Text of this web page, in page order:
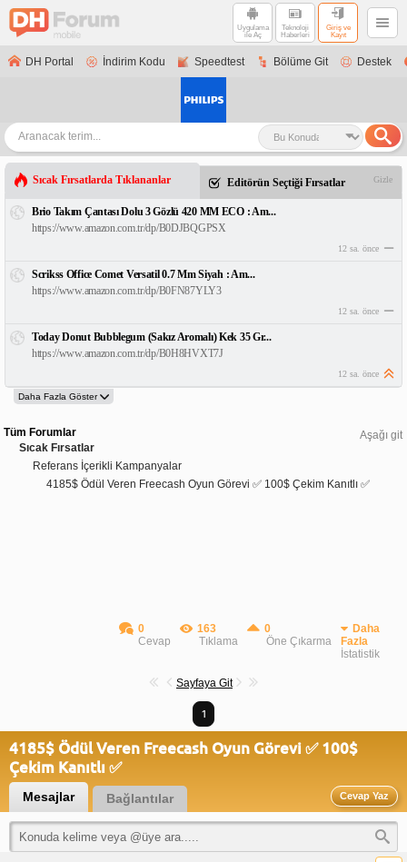
Uygulama
ile Aç
Teknoloji
Haberleri
Giriş ve
Kayıt
DH Portal İndirim Kodu Speedtest Bölüme Git Destek
Sıcak Fırsatlarda Tıklananlar Editörün Seçtiği Fırsatlar Gizle
Brio Takım Çantası Dolu 3 Gözlü 420 MM ECO : Am...
https://www.amazon.com.tr/dp/B0DJBQGPSX
12 sa. önce
Scrikss Office Comet Versatil 0.7 Mm Siyah : Am...
https://www.amazon.com.tr/dp/B0FN87YLY3
12 sa. önce
Today Donut Bubblegum (Sakız Aromalı) Kek 35 Gr...
https://www.amazon.com.tr/dp/B0H8HVXT7J
12 sa. önce
Aşağı git
Tüm Forumlar
Sıcak Fırsatlar
Referans İçerikli Kampanyalar
4185$ Ödül Veren Freecash Oyun Görevi ✅ 100$ Çekim Kanıtlı ✅
0
Cevap
163
Tıklama
0
Öne Çıkarma
Daha
Fazla
İstatistik
Sayfaya Git
1
4185$ Ödül Veren Freecash Oyun Görevi ✅ 100$
Çekim Kanıtlı ✅
Mesajlar Bağlantılar Cevap Yaz